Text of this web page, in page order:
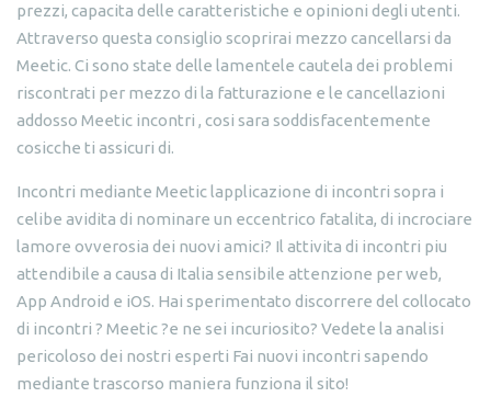
prezzi, capacita delle caratteristiche e opinioni degli utenti.
Attraverso questa consiglio scoprirai mezzo cancellarsi da
Meetic. Ci sono state delle lamentele cautela dei problemi
riscontrati per mezzo di la fatturazione e le cancellazioni
addosso Meetic incontri , cosi sara soddisfacentemente
cosicche ti assicuri di.
Incontri mediante Meetic lapplicazione di incontri sopra i
celibe avidita di nominare un eccentrico fatalita, di incrociare
lamore ovverosia dei nuovi amici? Il attivita di incontri piu
attendibile a causa di Italia sensibile attenzione per web,
App Android e iOS. Hai sperimentato discorrere del collocato
di incontri ? Meetic ?e ne sei incuriosito? Vedete la analisi
pericoloso dei nostri esperti Fai nuovi incontri sapendo
mediante trascorso maniera funziona il sito!